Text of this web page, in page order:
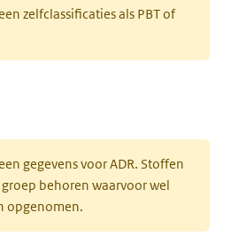
zelfclassificaties als PBT of
gegevens voor ADR. Stoffen
behoren waarvoor wel
opgenomen.